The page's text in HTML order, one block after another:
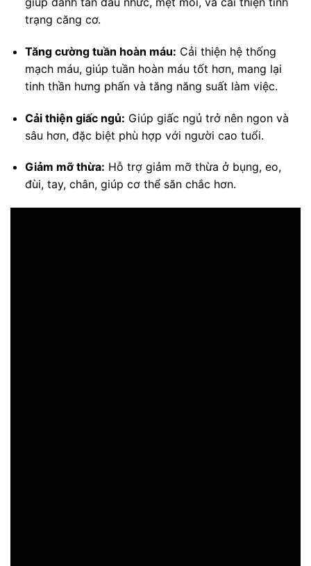
trạng căng cơ.
Tăng cường tuần hoàn máu: Cải thiện hệ thống
mạch máu, giúp tuần hoàn máu tốt hơn, mang lại
tinh thần hưng phấn và tăng năng suất làm việc.
Cải thiện giấc ngủ: Giúp giấc ngủ trở nên ngon và
sâu hơn, đặc biệt phù hợp với người cao tuổi.
Giảm mỡ thừa: Hỗ trợ giảm mỡ thừa ở bụng, eo,
đùi, tay, chân, giúp cơ thể săn chắc hơn.